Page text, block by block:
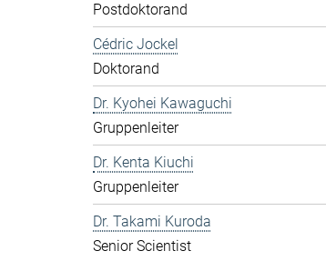
Postdoktorand
Cédric Jockel
Doktorand
Dr. Kyohei Kawaguchi
Gruppenleiter
Dr. Kenta Kiuchi
Gruppenleiter
Dr. Takami Kuroda
Senior Scientist